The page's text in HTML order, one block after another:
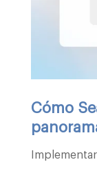
Cómo
Implementar